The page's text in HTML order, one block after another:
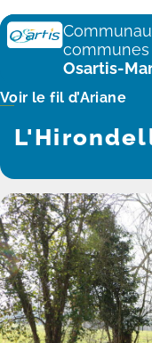
Panneau de gestion
communes
Osartis-
Voir le fil d’Ariane